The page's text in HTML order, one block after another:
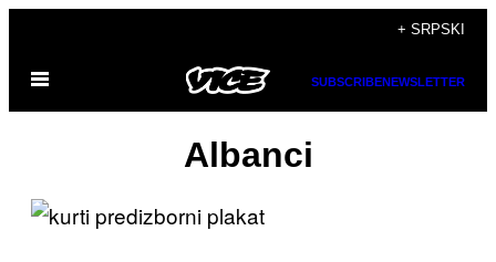
садржај
+ SRPSKI
Otvori
SUBSCRIBENEWSLETTER
Albanci